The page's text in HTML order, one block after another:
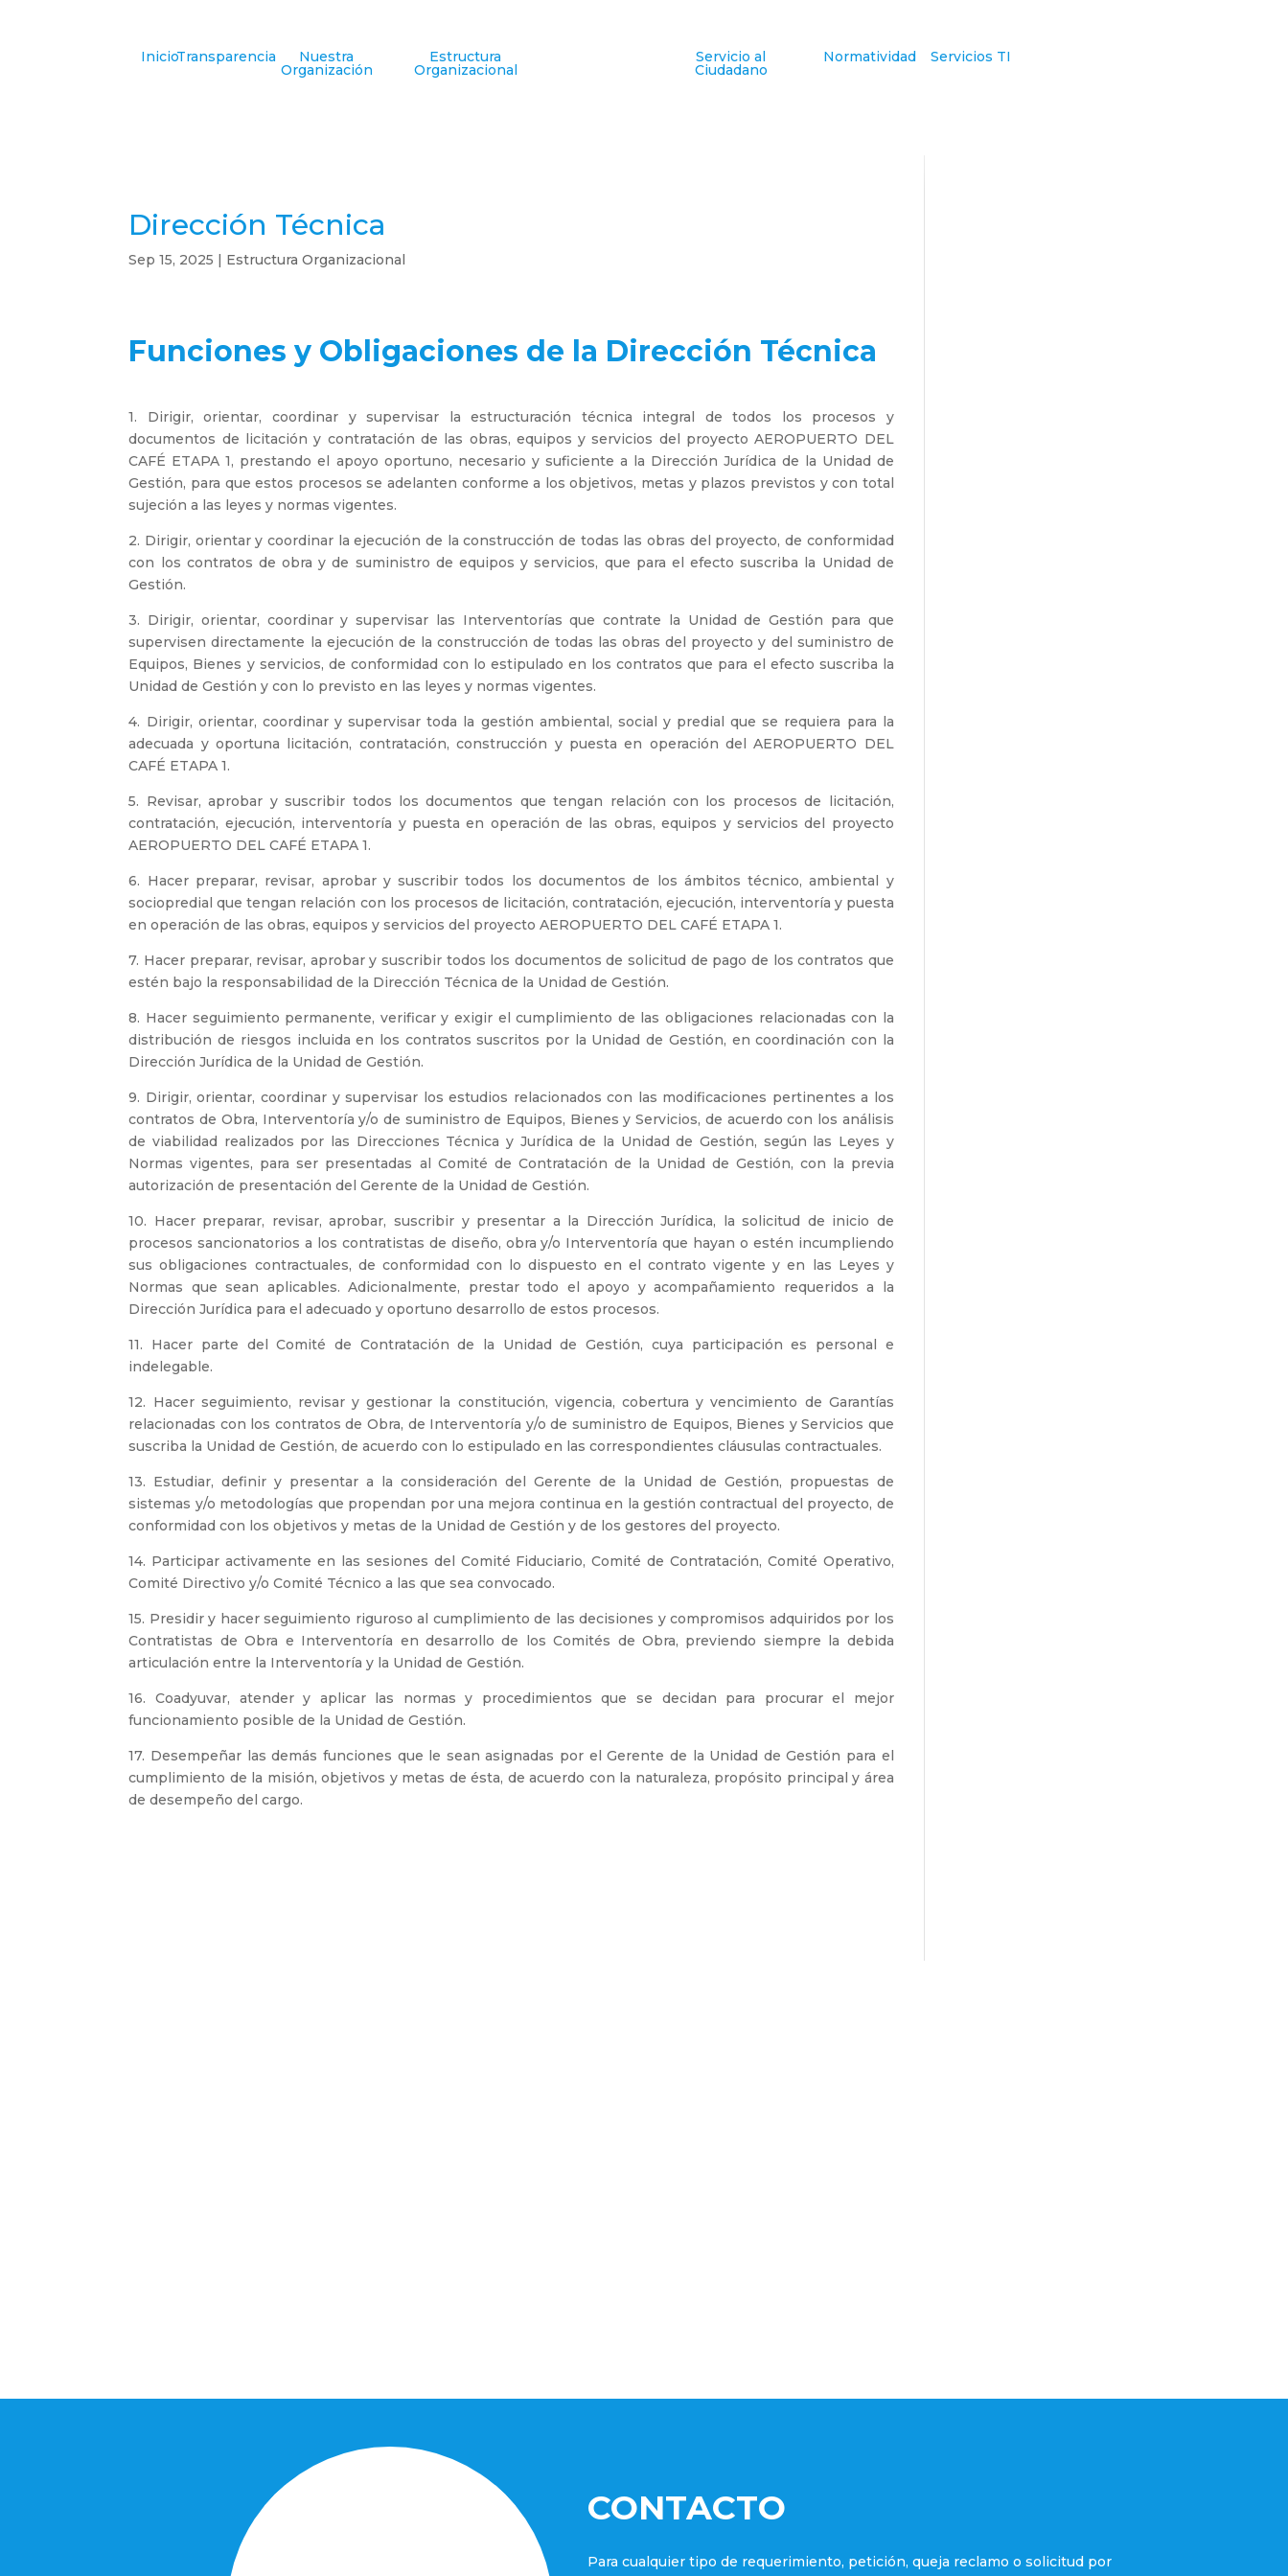
InicioTransparencia Nuestra
Organización
Estructura
Organizacional
Servicio al
Ciudadano
Normatividad Servicios TI
Dirección Técnica
Sep 15, 2025 | Estructura Organizacional
Funciones y Obligaciones de la Dirección Técnica
1. Dirigir, orientar, coordinar y supervisar la estructuración técnica integral de todos los procesos y
documentos de licitación y contratación de las obras, equipos y servicios del proyecto AEROPUERTO DEL
CAFÉ ETAPA 1, prestando el apoyo oportuno, necesario y suficiente a la Dirección Jurídica de la Unidad de
Gestión, para que estos procesos se adelanten conforme a los objetivos, metas y plazos previstos y con total
sujeción a las leyes y normas vigentes.
2. Dirigir, orientar y coordinar la ejecución de la construcción de todas las obras del proyecto, de conformidad
con los contratos de obra y de suministro de equipos y servicios, que para el efecto suscriba la Unidad de
Gestión.
3. Dirigir, orientar, coordinar y supervisar las Interventorías que contrate la Unidad de Gestión para que
supervisen directamente la ejecución de la construcción de todas las obras del proyecto y del suministro de
Equipos, Bienes y servicios, de conformidad con lo estipulado en los contratos que para el efecto suscriba la
Unidad de Gestión y con lo previsto en las leyes y normas vigentes.
4. Dirigir, orientar, coordinar y supervisar toda la gestión ambiental, social y predial que se requiera para la
adecuada y oportuna licitación, contratación, construcción y puesta en operación del AEROPUERTO DEL
CAFÉ ETAPA 1.
5. Revisar, aprobar y suscribir todos los documentos que tengan relación con los procesos de licitación,
contratación, ejecución, interventoría y puesta en operación de las obras, equipos y servicios del proyecto
AEROPUERTO DEL CAFÉ ETAPA 1.
6. Hacer preparar, revisar, aprobar y suscribir todos los documentos de los ámbitos técnico, ambiental y
sociopredial que tengan relación con los procesos de licitación, contratación, ejecución, interventoría y puesta
en operación de las obras, equipos y servicios del proyecto AEROPUERTO DEL CAFÉ ETAPA 1.
7. Hacer preparar, revisar, aprobar y suscribir todos los documentos de solicitud de pago de los contratos que
estén bajo la responsabilidad de la Dirección Técnica de la Unidad de Gestión.
8. Hacer seguimiento permanente, verificar y exigir el cumplimiento de las obligaciones relacionadas con la
distribución de riesgos incluida en los contratos suscritos por la Unidad de Gestión, en coordinación con la
Dirección Jurídica de la Unidad de Gestión.
9. Dirigir, orientar, coordinar y supervisar los estudios relacionados con las modificaciones pertinentes a los
contratos de Obra, Interventoría y/o de suministro de Equipos, Bienes y Servicios, de acuerdo con los análisis
de viabilidad realizados por las Direcciones Técnica y Jurídica de la Unidad de Gestión, según las Leyes y
Normas vigentes, para ser presentadas al Comité de Contratación de la Unidad de Gestión, con la previa
autorización de presentación del Gerente de la Unidad de Gestión.
10. Hacer preparar, revisar, aprobar, suscribir y presentar a la Dirección Jurídica, la solicitud de inicio de
procesos sancionatorios a los contratistas de diseño, obra y/o Interventoría que hayan o estén incumpliendo
sus obligaciones contractuales, de conformidad con lo dispuesto en el contrato vigente y en las Leyes y
Normas que sean aplicables. Adicionalmente, prestar todo el apoyo y acompañamiento requeridos a la
Dirección Jurídica para el adecuado y oportuno desarrollo de estos procesos.
11. Hacer parte del Comité de Contratación de la Unidad de Gestión, cuya participación es personal e
indelegable.
12. Hacer seguimiento, revisar y gestionar la constitución, vigencia, cobertura y vencimiento de Garantías
relacionadas con los contratos de Obra, de Interventoría y/o de suministro de Equipos, Bienes y Servicios que
suscriba la Unidad de Gestión, de acuerdo con lo estipulado en las correspondientes cláusulas contractuales.
13. Estudiar, definir y presentar a la consideración del Gerente de la Unidad de Gestión, propuestas de
sistemas y/o metodologías que propendan por una mejora continua en la gestión contractual del proyecto, de
conformidad con los objetivos y metas de la Unidad de Gestión y de los gestores del proyecto.
14. Participar activamente en las sesiones del Comité Fiduciario, Comité de Contratación, Comité Operativo,
Comité Directivo y/o Comité Técnico a las que sea convocado.
15. Presidir y hacer seguimiento riguroso al cumplimiento de las decisiones y compromisos adquiridos por los
Contratistas de Obra e Interventoría en desarrollo de los Comités de Obra, previendo siempre la debida
articulación entre la Interventoría y la Unidad de Gestión.
16. Coadyuvar, atender y aplicar las normas y procedimientos que se decidan para procurar el mejor
funcionamiento posible de la Unidad de Gestión.
17. Desempeñar las demás funciones que le sean asignadas por el Gerente de la Unidad de Gestión para el
cumplimiento de la misión, objetivos y metas de ésta, de acuerdo con la naturaleza, propósito principal y área
de desempeño del cargo.
CONTACTO
Para cualquier tipo de requerimiento, petición, queja reclamo o solicitud por